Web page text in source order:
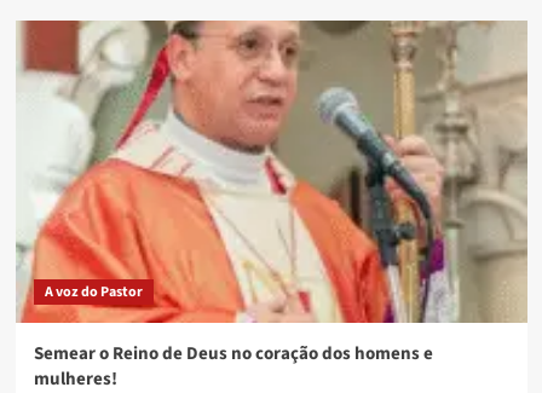
A voz do Pastor
Semear o Reino de Deus no coração dos homens e
mulheres!